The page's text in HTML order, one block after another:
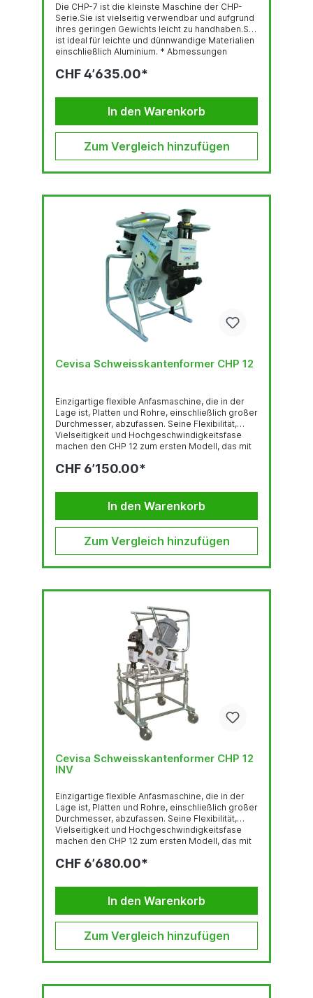
Die CHP-7 ist die kleinste Maschine der CHP-
Serie.Sie ist vielseitig verwendbar und aufgrund
ihres geringen Gewichts leicht zu handhaben.Sie
ist ideal für leichte und dünnwandige Materialien
einschließlich Aluminium. * Abmessungen
CHF 4’635.00*
In den Warenkorb
Zum Vergleich hinzufügen
Cevisa Schweisskantenformer CHP 12
Einzigartige flexible Anfasmaschine, die in der
Lage ist, Platten und Rohre, einschließlich großer
Durchmesser, abzufassen. Seine Flexibilität,
Vielseitigkeit und Hochgeschwindigkeitsfase
machen den CHP 12 zum ersten Modell, das mit
ganzen Welt verkauft wird. Das frühe Design
Cevisa-DNA integriert und an Tausende von
Unternehmen auf den 5 Kontinenten exportiert
wurde und eine Referenz für die Stahlindustrie
Schweißvorbereitungsprozesse zu optimieren.
CHF 6’150.00*
In den Warenkorb
Zum Vergleich hinzufügen
Cevisa Schweisskantenformer CHP 12
INV
Einzigartige flexible Anfasmaschine, die in der
Lage ist, Platten und Rohre, einschließlich großer
Durchmesser, abzufassen. Seine Flexibilität,
Vielseitigkeit und Hochgeschwindigkeitsfase
machen den CHP 12 zum ersten Modell, das mit
ganzen Welt verkauft wird. Das frühe Design
Cevisa-DNA integriert und an Tausende von
Unternehmen auf den 5 Kontinenten exportiert
wurde und eine Referenz für die Stahlindustrie
Schweißvorbereitungsprozesse zu optimieren.
CHF 6’680.00*
In den Warenkorb
Zum Vergleich hinzufügen